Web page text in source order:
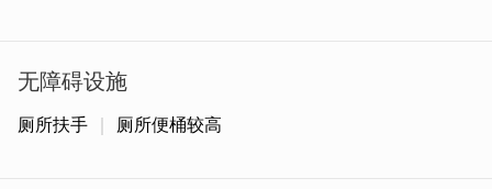
无障碍设施
厕所扶手 厕所便桶较高